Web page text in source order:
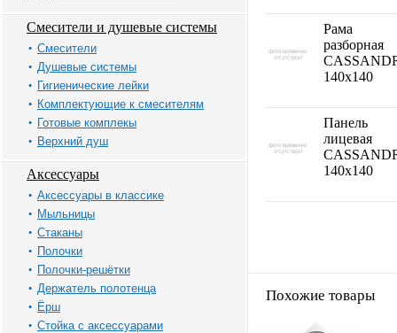
Смесители и душевые системы
Смесители
Душевые системы
Гигиенические лейки
Комплектующие к смесителям
Готовые комплекы
Верхний душ
Аксессуары
Аксессуары в классике
Мыльницы
Стаканы
Полочки
Полочки-решётки
Держатель полотенца
Ёрш
Стойка с аксессуарами
Рама
разборная
140x140
Панель
лицевая
140x140
Похожие товары